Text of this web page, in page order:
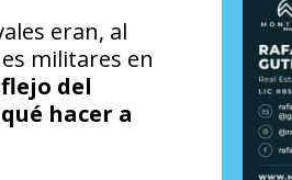
eran, al
militares en
del
hacer a